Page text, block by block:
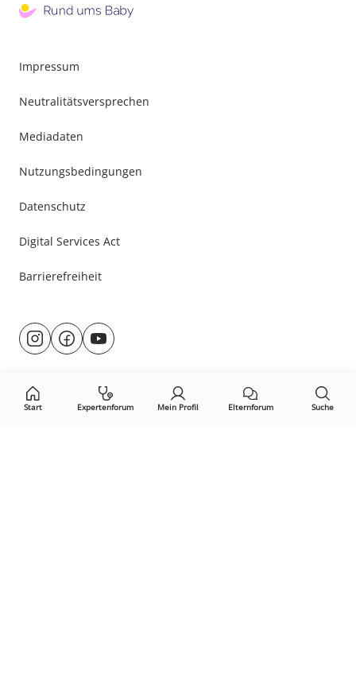
Start Expertenforum Mein Profil Elternforum Suche
Impressum
Neutralitätsversprechen
Mediadaten
Nutzungsbedingungen
Datenschutz
Digital Services Act
Barrierefreiheit
Besuche
uns@rund.ums.baby
facebook.com/rundumsbaby.de
youtube.com/@rundumsbaby_